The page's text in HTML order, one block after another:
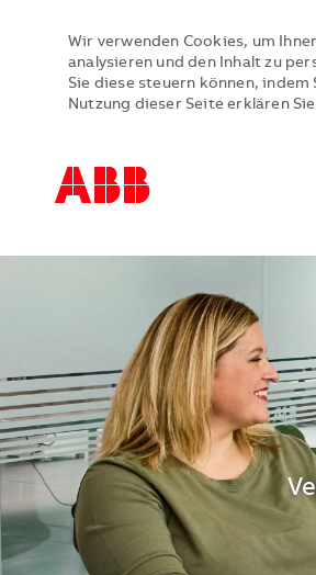
Wir verwenden Cookies, um
analysieren und den Inhalt zu
Sie diese steuern können,
Nutzung dieser Seite erklären